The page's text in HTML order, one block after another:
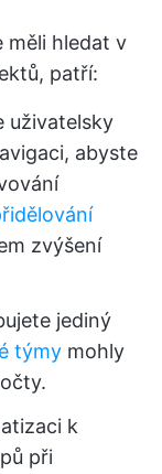
měli hledat v
patří:
uživatelsky
abyste
zvýšení
jediný
týmy mohly
k
při